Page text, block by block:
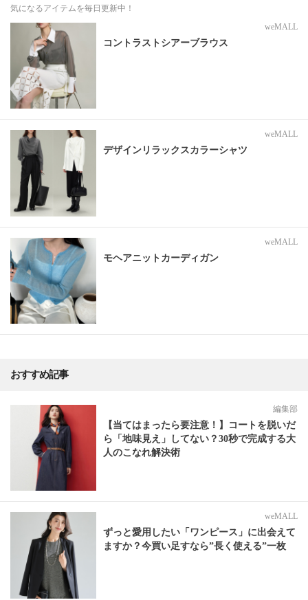
気になるアイテムを毎日更新中！
weMALL
コントラストシアーブラウス
weMALL
デザインリラックスカラーシャツ
weMALL
モヘアニットカーディガン
おすすめ記事
編集部
【当てはまったら要注意！】コートを脱いだ
ら「地味見え」してない？30秒で完成する大
人のこなれ解決術
weMALL
ずっと愛用したい「ワンピース」に出会えて
ますか？今買い足すなら”長く使える”一枚